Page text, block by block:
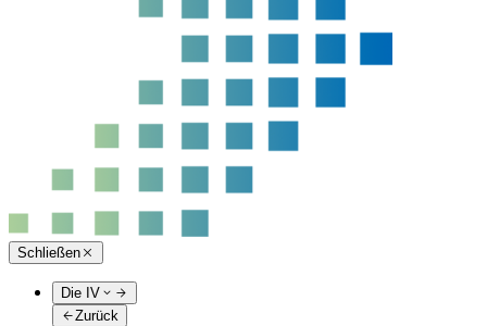
Schließen
Die IV
Zurück